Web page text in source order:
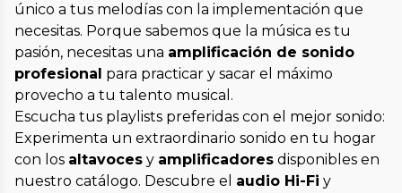
único a tus melodías con la implementación que
necesitas. Porque sabemos que la música es tu
pasión, necesitas una amplificación de sonido
profesional para practicar y sacar el máximo
provecho a tu talento musical.
Escucha tus playlists preferidas con el mejor sonido:
Experimenta un extraordinario sonido en tu hogar
con los altavoces y amplificadores disponibles en
nuestro catálogo. Descubre el audio Hi-Fi y